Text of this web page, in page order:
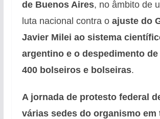
de Buenos Aires, no âmbito de
luta nacional contra o ajuste do
Javier Milei ao sistema
argentino e o despedimento de
400 bolseiros e bolseiras.
A jornada de protesto federal
várias sedes do organismo em